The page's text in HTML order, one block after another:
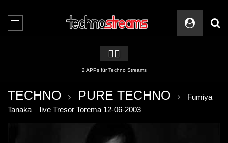
🏳️‍🌈
2 APPs für Techno Streams
TECHNO PURE TECHNO
Fumiya
Tanaka – live Tresor Torema 12-06-2003